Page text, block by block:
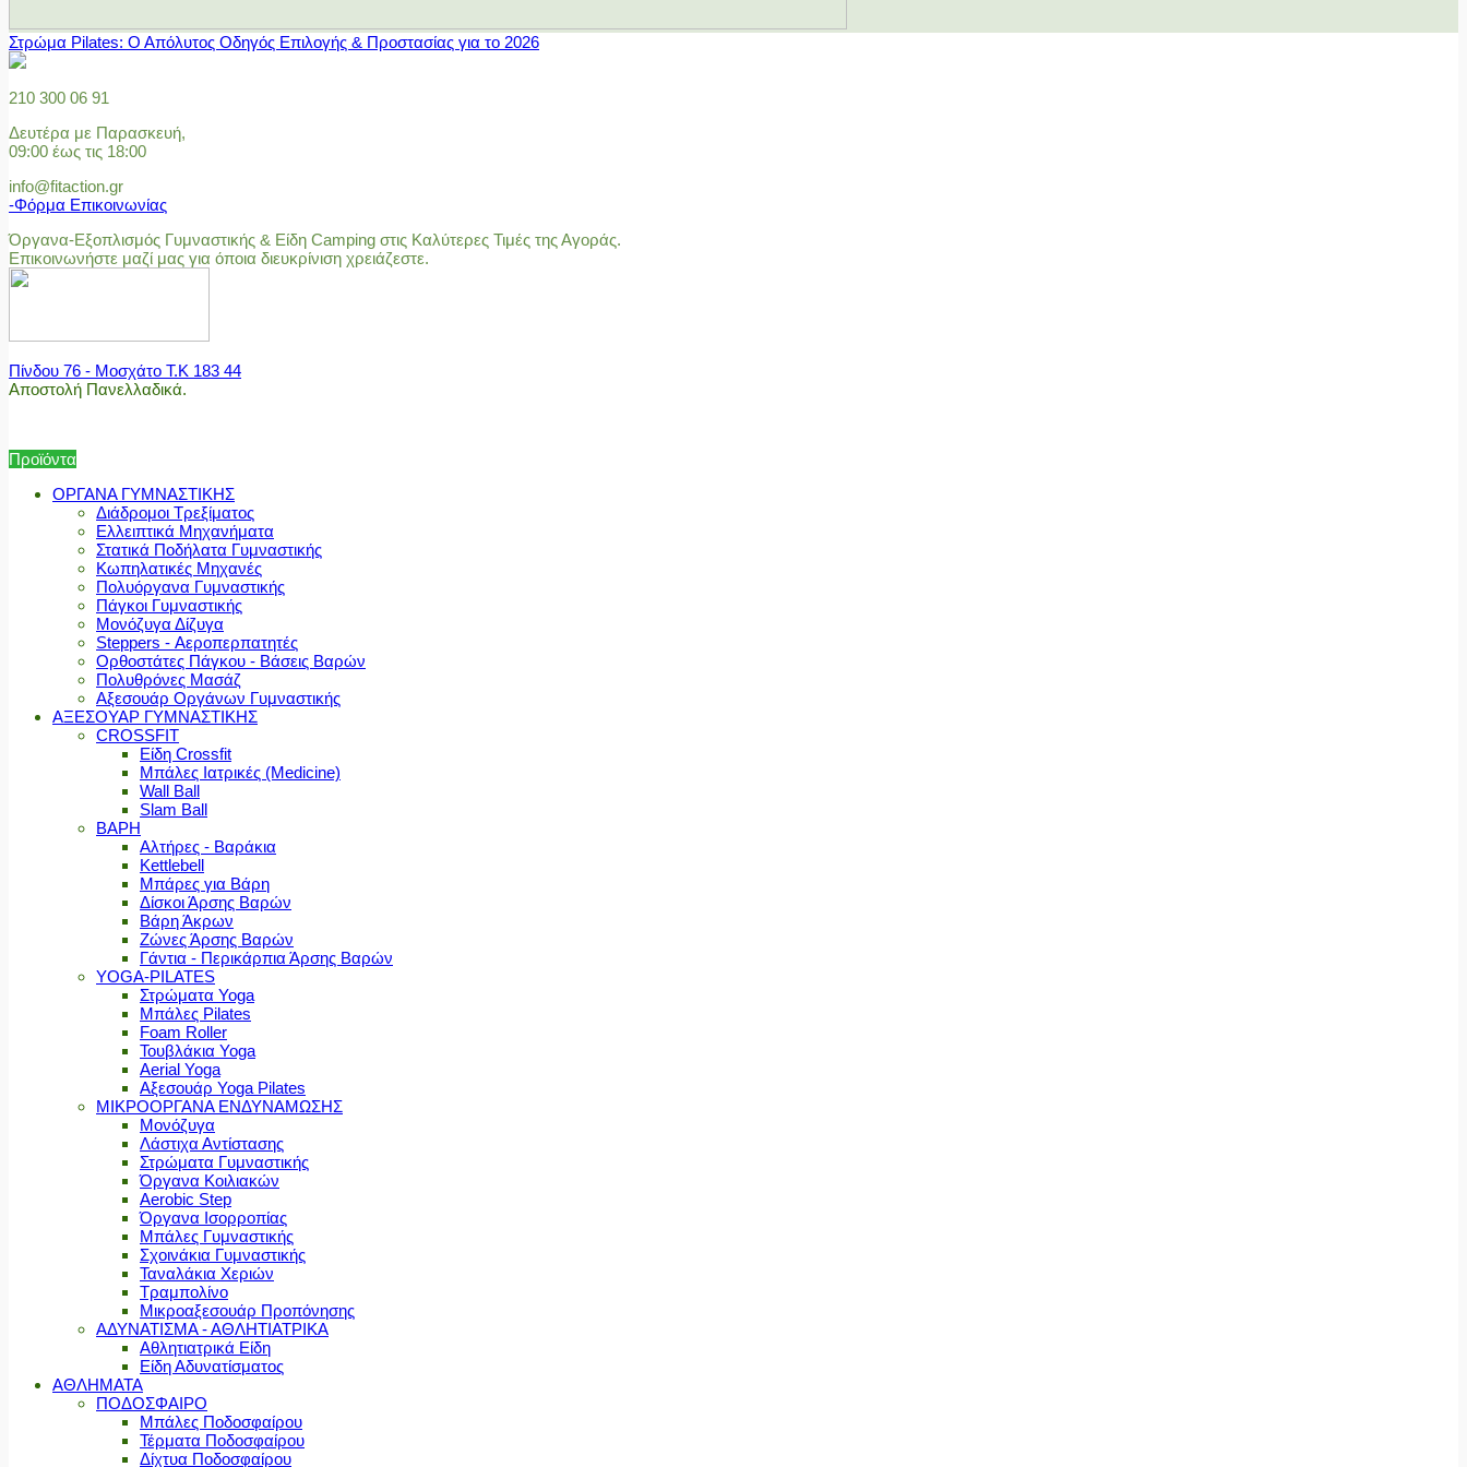
Στρώμα Pilates: Ο Απόλυτος Οδηγός Επιλογής & Προστασίας για το 2026
210 300 06 91
Δευτέρα με Παρασκευή,
09:00 έως τις 18:00
info@fitaction.gr
-Φόρμα Επικοινωνίας
Όργανα-Εξοπλισμός Γυμναστικής & Είδη Camping στις Καλύτερες Τιμές της Αγοράς.
Επικοινωνήστε μαζί μας για όποια διευκρίνιση χρειάζεστε.
Πίνδου 76 - Μοσχάτο Τ.Κ 183 44
Αποστολή Πανελλαδικά.
Προϊόντα
ΟΡΓΑΝΑ ΓΥΜΝΑΣΤΙΚΗΣ
Διάδρομοι Τρεξίματος
Ελλειπτικά Μηχανήματα
Στατικά Ποδήλατα Γυμναστικής
Κωπηλατικές Μηχανές
Πολυόργανα Γυμναστικής
Πάγκοι Γυμναστικής
Μονόζυγα Δίζυγα
Steppers - Αεροπερπατητές
Ορθοστάτες Πάγκου - Βάσεις Βαρών
Πολυθρόνες Μασάζ
Αξεσουάρ Οργάνων Γυμναστικής
ΑΞΕΣΟΥΑΡ ΓΥΜΝΑΣΤΙΚΗΣ
CROSSFIT
Είδη Crossfit
Μπάλες Ιατρικές (Medicine)
Wall Ball
Slam Ball
ΒΑΡΗ
Αλτήρες - Βαράκια
Kettlebell
Μπάρες για Βάρη
Δίσκοι Άρσης Βαρών
Βάρη Άκρων
Ζώνες Άρσης Βαρών
Γάντια - Περικάρπια Άρσης Βαρών
YOGA-PILATES
Στρώματα Yoga
Μπάλες Pilates
Foam Roller
Τουβλάκια Yoga
Aerial Yoga
Αξεσουάρ Yoga Pilates
ΜΙΚΡΟΟΡΓΑΝΑ ΕΝΔΥΝΑΜΩΣΗΣ
Μονόζυγα
Λάστιχα Αντίστασης
Στρώματα Γυμναστικής
Όργανα Κοιλιακών
Aerobic Step
Όργανα Ισορροπίας
Μπάλες Γυμναστικής
Σχοινάκια Γυμναστικής
Ταναλάκια Χεριών
Τραμπολίνο
Μικροαξεσουάρ Προπόνησης
ΑΔΥΝΑΤΙΣΜΑ - ΑΘΛΗΤΙΑΤΡΙΚΑ
Αθλητιατρικά Είδη
Είδη Αδυνατίσματος
ΑΘΛΗΜΑΤΑ
ΠΟΔΟΣΦΑΙΡΟ
Μπάλες Ποδοσφαίρου
Τέρματα Ποδοσφαίρου
Δίχτυα Ποδοσφαίρου